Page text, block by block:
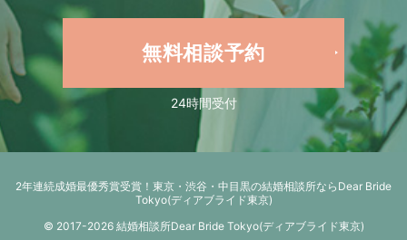
無料相談予約
24時間受付
© 2017-2026 結婚相談所Dear Bride Tokyo(ディアブライド東京)
2年連続成婚最優秀賞受賞！ 東京・渋谷・中目黒の結婚相談所ならDear Bride
Tokyo(ディアブライド東京)